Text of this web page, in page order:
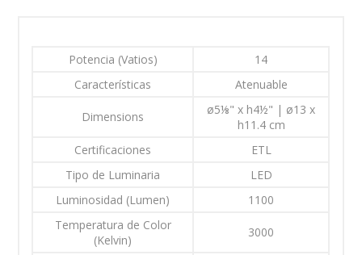
Potencia (Vatios)
14
Características
Atenuable
Dimensions
ø5⅛" x h4½" | ø13 x
h11.4 cm
Certificaciones
ETL
Tipo de Luminaria
LED
Luminosidad (Lumen)
1100
Temperatura de Color
(Kelvin)
3000